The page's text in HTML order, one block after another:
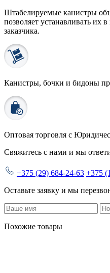
Штабелируемые канистры
позволяет устанавливать их
заказчика.
Канистры, бочки и бидоны
Оптовая торговля с
Свяжитесь с нами и мы
+375 (29) 684-24-63 +375
Оставьте заявку и мы
Похожие товары